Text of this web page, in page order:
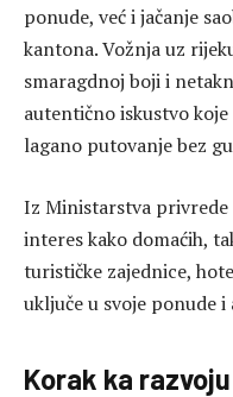
ponude, već i jačanje
kantona. Vožnja uz
smaragdnoj boji i
autentično iskustvo
lagano putovanje bez
Iz Ministarstva privrede
interes kako domaćih,
turističke zajednice,
uključe u svoje ponude i
Korak ka